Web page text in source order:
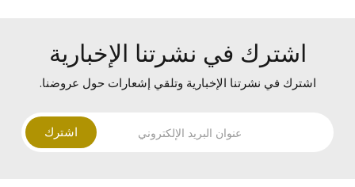
اشترك في نشرتنا الإخبارية
اشترك في نشرتنا الإخبارية وتلقي إشعارات حول عروضنا.
اشترك